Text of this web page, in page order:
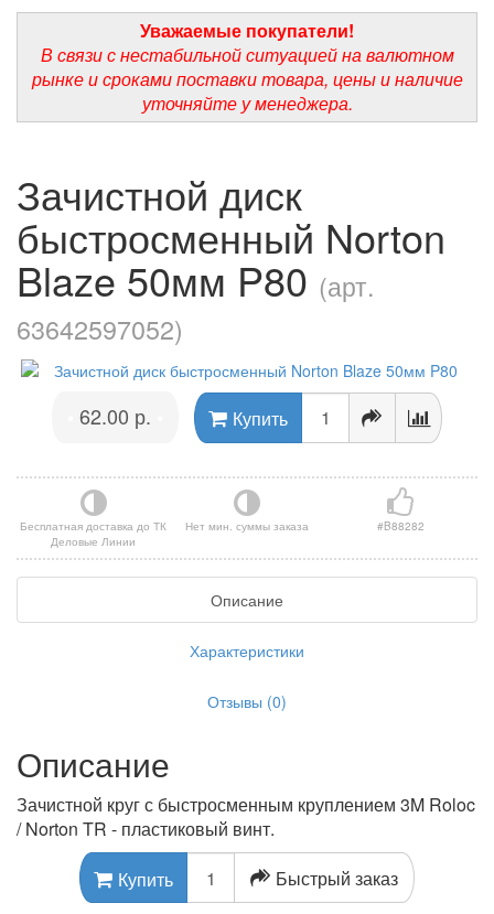
Уважаемые покупатели!
В связи с нестабильной ситуацией на валютном
рынке и сроками поставки товара, цены и наличие
уточняйте у менеджера.
Зачистной диск
быстросменный Norton
Blaze 50мм P80 (арт.
63642597052)
62.00 р. Купить
Бесплатная доставка до ТК
Деловые Линии
Нет мин. суммы заказа #B88282
Описание
Характеристики
Отзывы (0)
Описание
Зачистной круг с быстросменным круплением 3M Roloc
/ Norton TR - пластиковый винт.
Купить
Быстрый заказ